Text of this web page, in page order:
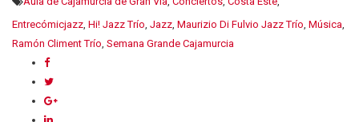
Entrecómicjazz Hi! Jazz Trío Jazz Maurizio Di Fulvio Jazz Trío Música
Ramón Climent Trío Semana Grande Cajamurcia